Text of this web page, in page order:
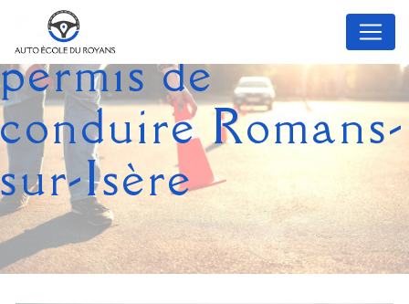
permis de
conduire Romans-
sur-Isère
Panneau de gestion des cookies